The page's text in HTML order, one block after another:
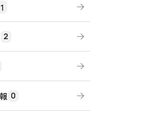
部屋を借りたい
加算について
リンク集
2
0